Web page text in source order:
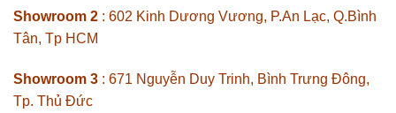
Showroom 2 : 602 Kinh Dương Vương, P.An Lạc, Q.Bình
Tân, Tp HCM
Showroom 3 : 671 Nguyễn Duy Trinh, Bình Trưng Đông,
Tp. Thủ Đức